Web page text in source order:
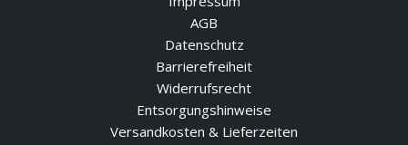
AGB
Datenschutz
Barrierefreiheit
Widerrufsrecht
Entsorgungshinweise
Versandkosten & Lieferzeiten